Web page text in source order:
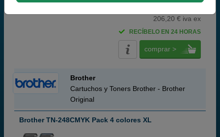
206,20 € iva ex
RECÍBELO EN 24 HORAS
comprar >
Brother
Cartuchos y Toners Brother - Brother
Original
Brother TN-248CMYK Pack 4 colores XL